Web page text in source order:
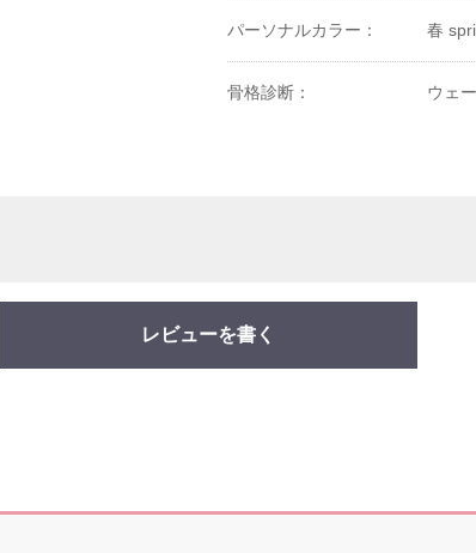
パーソナルカラー： 春
骨格診断： ウェ
レビューを書く